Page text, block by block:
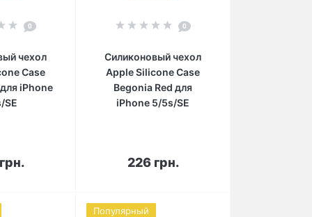
0
чехол
Case
iPhone
SE
0
Силиконовый чехол
Apple Silicone Case
Begonia Red для
iPhone 5/5s/SE
226 грн.
В корзину
Популярный